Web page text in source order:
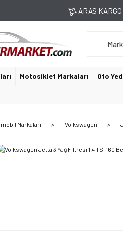
ARAS
Motosiklet Markaları Oto
Markaları Volkswagen